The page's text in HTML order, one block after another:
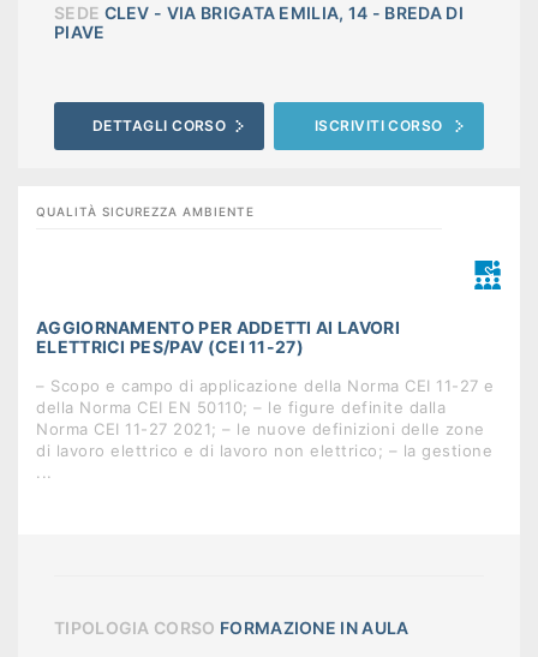
SEDE CLEV - VIA BRIGATA EMILIA, 14 - BREDA DI
PIAVE
DETTAGLI CORSO ISCRIVITI CORSO
QUALITÀ SICUREZZA AMBIENTE
AGGIORNAMENTO PER ADDETTI AI LAVORI
ELETTRICI PES/PAV (CEI 11-27)
– Scopo e campo di applicazione della Norma CEI 11-27 e
della Norma CEI EN 50110; – le figure definite dalla
Norma CEI 11-27 2021; – le nuove definizioni delle zone
di lavoro elettrico e di lavoro non elettrico; – la gestione
...
TIPOLOGIA CORSO FORMAZIONE IN AULA